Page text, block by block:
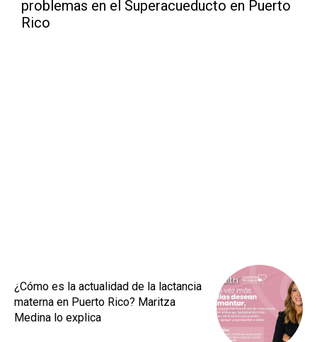
problemas en el Superacueducto en Puerto
Rico
¿Cómo es la actualidad de la lactancia
materna en Puerto Rico? Maritza
Medina lo explica